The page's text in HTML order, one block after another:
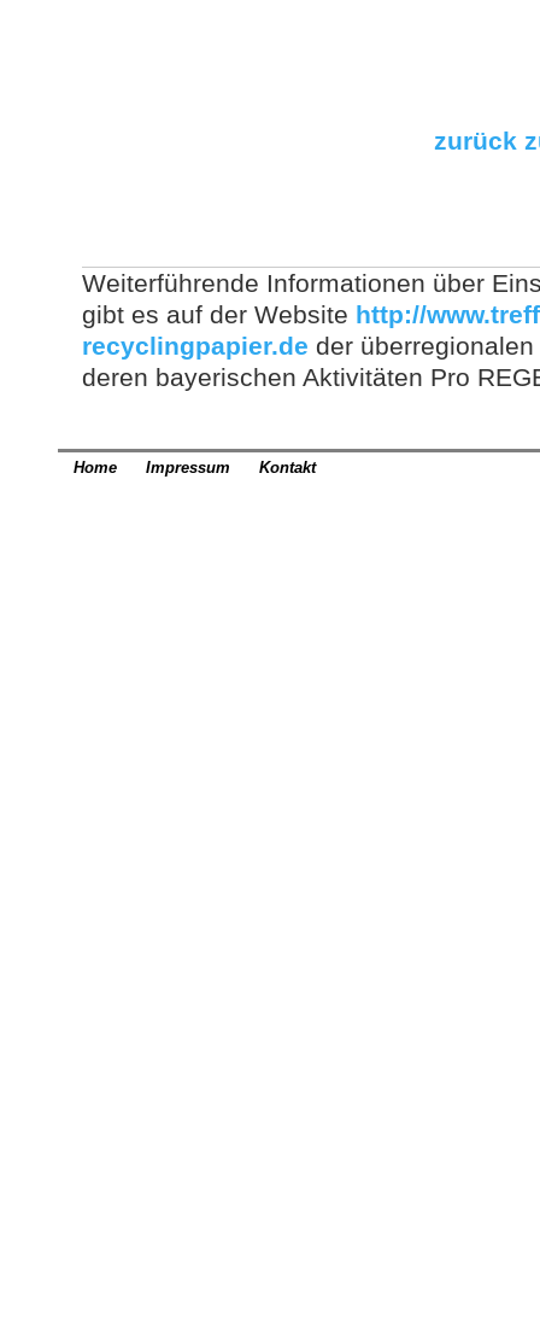
zurück
Weiterführende Informationen über
gibt es auf der Website http://
recyclingpapier.de der überregionalen
deren bayerischen Aktivitäten Pro
Home Impressum Kontakt